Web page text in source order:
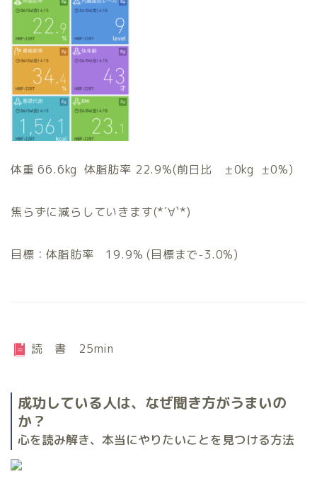
体重 66.6kg 体脂肪率 22.9%(前日比 ±0kg ±0%)
焦らずに減らしていきます(*´∀`*)
目標：体脂肪率 19.9% (目標まで-3.0%)
読 書 25min
成功している人は、なぜ聞き方がうまいの
か？
心を読み解き、本当にやりたいことを見つける方法